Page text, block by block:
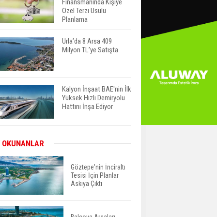
Finansmanında Kişiye
Özel Terzi Usulü
Planlama
Urla’da 8 Arsa 409
Milyon TL’ye Satışta
Kalyon İnşaat BAE'nin İlk
Yüksek Hızlı Demiryolu
Hattını İnşa Ediyor
Yüksek Seviyesinde
TOKİ 51 İlde 540 Konut
ve İş Yerini Satışa
Sunuyor
OKUNANLAR
Göztepe'nin İnciraltı
Tesisi İçin Planlar
Askıya Çıktı